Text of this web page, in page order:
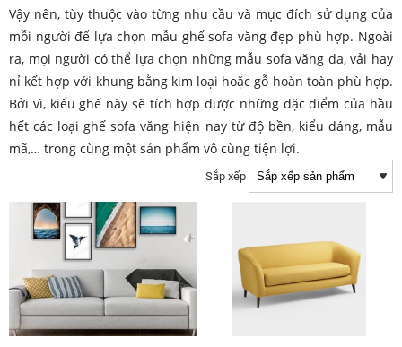
Vậy nên, tùy thuộc vào từng nhu cầu và mục đích sử dụng của
mỗi người để lựa chọn mẫu ghế sofa văng đẹp phù hợp. Ngoài
ra, mọi người có thể lựa chọn những mẫu sofa văng da, vải hay
nỉ kết hợp với khung bằng kim loại hoặc gỗ hoàn toàn phù hợp.
Bởi vì, kiểu ghế này sẽ tích hợp được những đặc điểm của hầu
hết các loại ghế sofa văng hiện nay từ độ bền, kiểu dáng, mẫu
mã,… trong cùng một sản phẩm vô cùng tiện lợi.
Sắp xếp